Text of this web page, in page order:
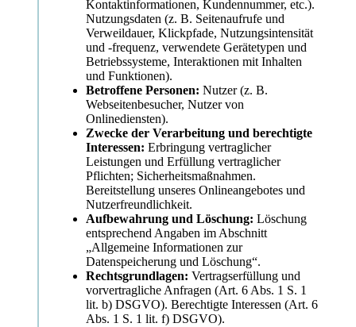
Kontaktinformationen, Kundennummer, etc.).
Nutzungsdaten (z. B. Seitenaufrufe und
Verweildauer, Klickpfade, Nutzungsintensität
und -frequenz, verwendete Gerätetypen und
Betriebssysteme, Interaktionen mit Inhalten
und Funktionen).
Betroffene Personen: Nutzer (z. B.
Webseitenbesucher, Nutzer von
Onlinediensten).
Zwecke der Verarbeitung und berechtigte
Interessen: Erbringung vertraglicher
Leistungen und Erfüllung vertraglicher
Pflichten; Sicherheitsmaßnahmen.
Bereitstellung unseres Onlineangebotes und
Nutzerfreundlichkeit.
Aufbewahrung und Löschung: Löschung
entsprechend Angaben im Abschnitt
„Allgemeine Informationen zur
Datenspeicherung und Löschung“.
Rechtsgrundlagen: Vertragserfüllung und
vorvertragliche Anfragen (Art. 6 Abs. 1 S. 1
lit. b) DSGVO). Berechtigte Interessen (Art. 6
Abs. 1 S. 1 lit. f) DSGVO).